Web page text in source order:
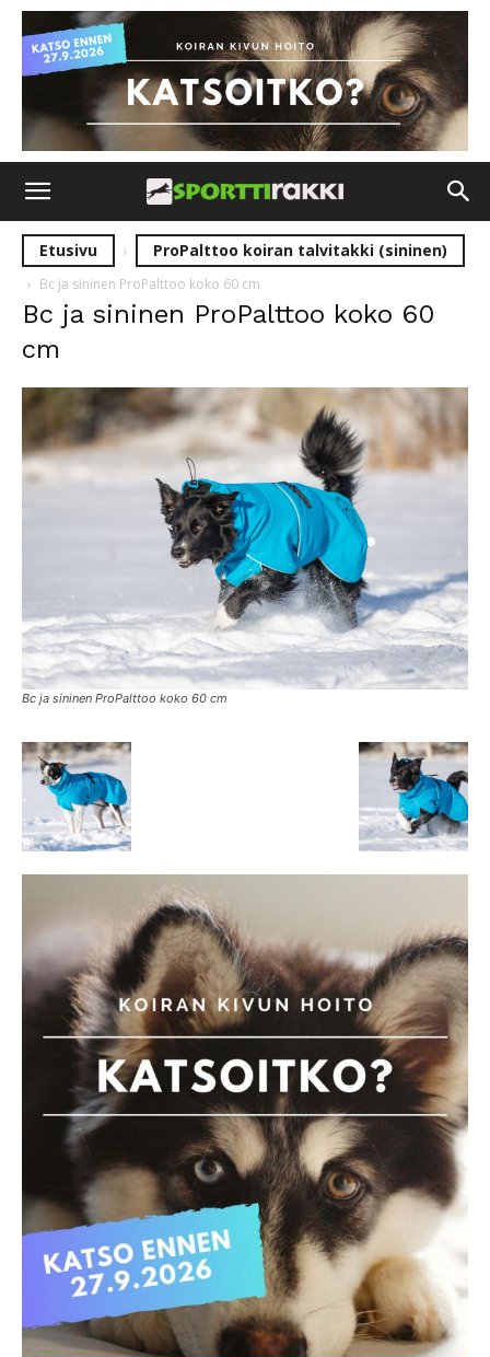
Etusivu ProPalttoo koiran talvitakki (sininen)
Bc ja sininen ProPalttoo koko 60 cm
Bc ja sininen ProPalttoo koko 60
cm
Bc ja sininen ProPalttoo koko 60 cm